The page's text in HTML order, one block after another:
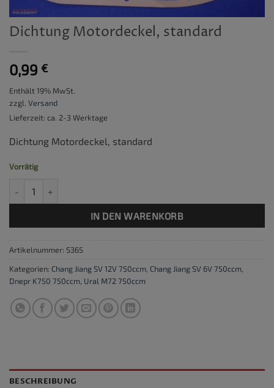
Dichtung Motordeckel, standard
0,99 €
Enthält 19% MwSt.
zzgl. Versand
Lieferzeit: ca. 2-3 Werktage
Dichtung Motordeckel, standard
Vorrätig
IN DEN WARENKORB
Artikelnummer: S365
Kategorien: Chang Jiang SV 12V 750ccm, Chang Jiang SV 6V 750ccm,
Dnepr K750 750ccm, Ural M72 750ccm
BESCHREIBUNG